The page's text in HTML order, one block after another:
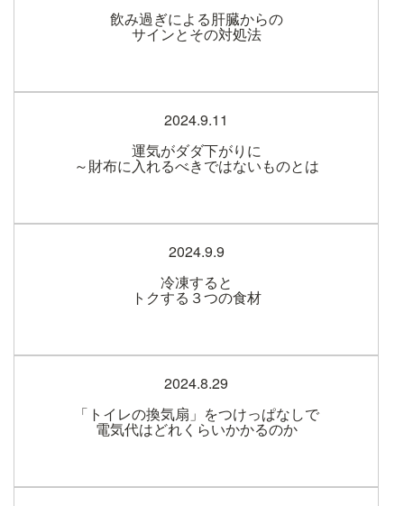
飲み過ぎによる肝臓からの
サインとその対処法
2024.9.11
運気がダダ下がりに
～財布に入れるべきではないものとは
2024.9.9
冷凍すると
トクする３つの食材
2024.8.29
「トイレの換気扇」をつけっぱなしで
電気代はどれくらいかかるのか